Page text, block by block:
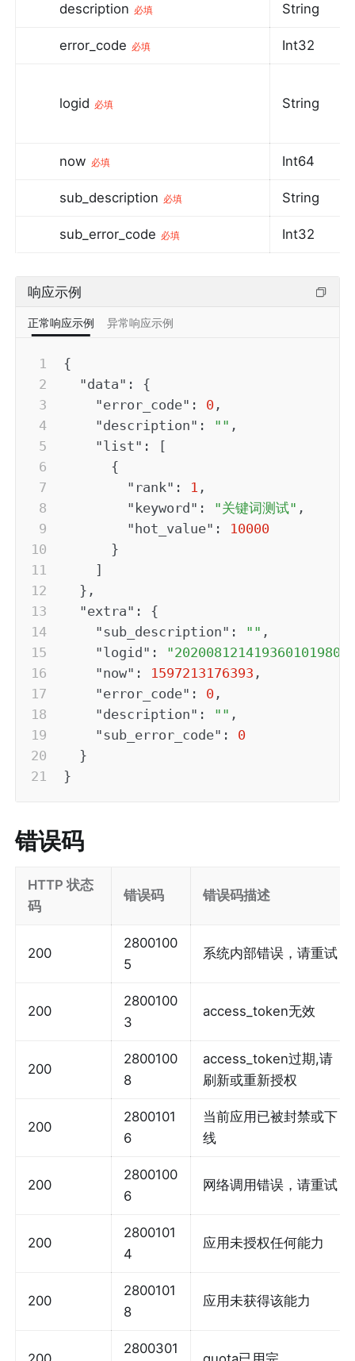
description 必填 String
error_code 必填 Int32
logid 必填 String
now 必填 Int64
sub_description 必填 String
sub_error_code 必填 Int32
响应示例
正常响应示例 异常响应示例
{
"data" :
{
"error_code" : 0 ,
"description" : "" ,
"list" :
[
{
"rank" : 1 ,
"keyword" : "关键词测试" ,
"hot_value" :
10000
}
]
} ,
"extra" :
{
"sub_description" : "" ,
"logid" :
"now" : 1597213176393 ,
"error_code" : 0 ,
"description" : "" ,
"sub_error_code" :
0
}
}
错误码
HTTP 状态
码
错误码 错误码描述
200
2800100
5
系统内部错误，请重试
200
2800100
3
access_token无效
200
2800100
8
access_token过期,请
刷新或重新授权
200
2800101
6
当前应用已被封禁或下
线
200
2800100
6
网络调用错误，请重试
200
2800101
4
应用未授权任何能力
200
2800101
8
应用未获得该能力
2800301